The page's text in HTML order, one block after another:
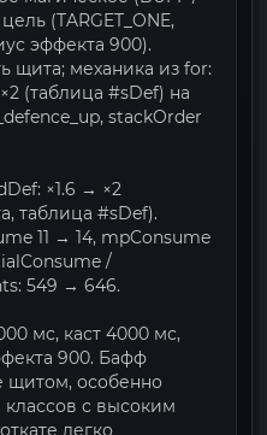
(TARGET_ONE,
эффекта 900).
щита; механика из for:
(таблица #sDef) на
stackOrder
×1.6 → ×2
таблица #sDef).
11 → 14, mpConsume
/
549 → 646.
мс, каст 4000 мс,
900. Бафф
щитом, особенно
с высоким
легко